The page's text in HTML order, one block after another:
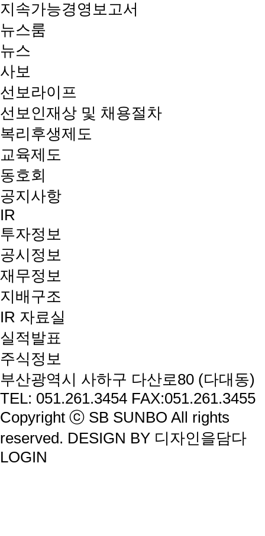
지속가능경영보고서
뉴스룸
뉴스
사보
선보라이프
선보인재상 및 채용절차
복리후생제도
교육제도
동호회
공지사항
IR
투자정보
공시정보
재무정보
지배구조
IR 자료실
실적발표
주식정보
부산광역시 사하구 다산로80 (다대동)
TEL: 051.261.3454 FAX:051.261.3455
Copyright ⓒ SB SUNBO All rights
reserved. DESIGN BY 디자인을담다
LOGIN